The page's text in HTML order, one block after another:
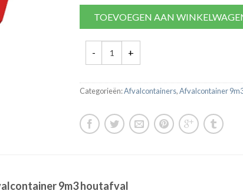
TOEVOEGEN AAN
Categorieën:Afvalcontainers,Afvalcontainer
9m3 houtafval